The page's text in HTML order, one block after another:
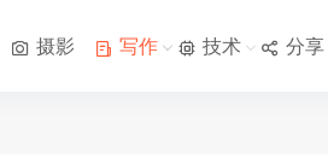
摄影 写作 技术 分享